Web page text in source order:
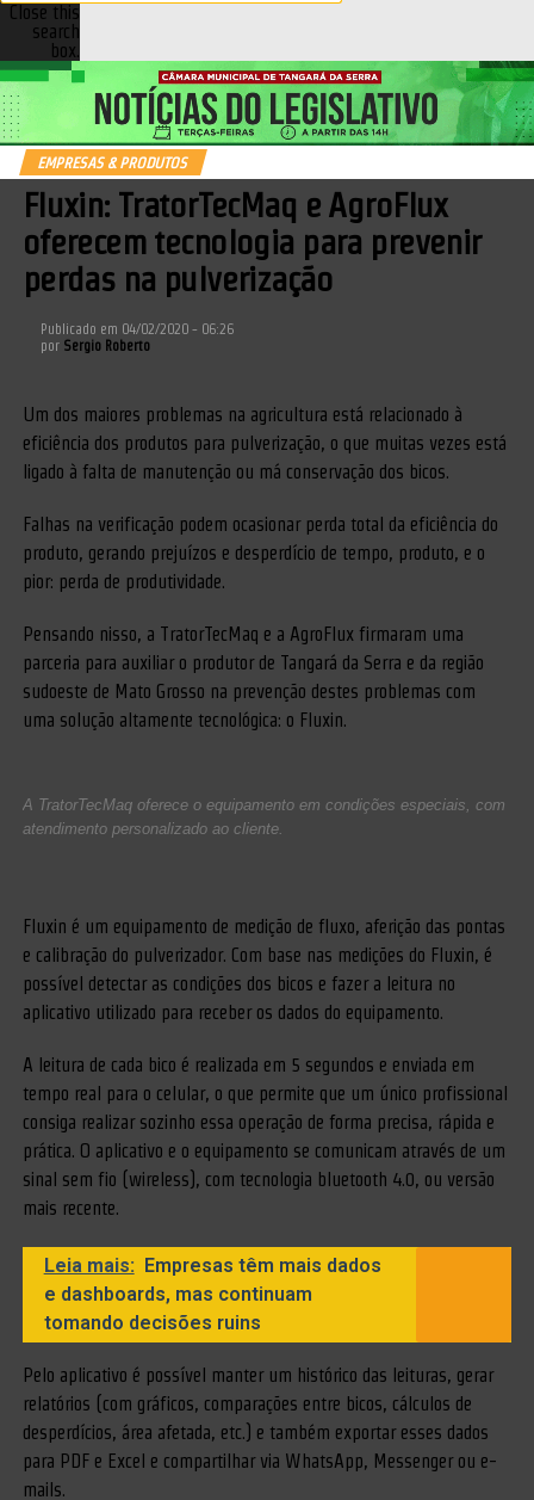
Close this
search
box.
EMPRESAS & PRODUTOS
Fluxin: TratorTecMaq e AgroFlux
oferecem tecnologia para prevenir
perdas na pulverização
Publicado em 04/02/2020 - 06:26
por Sergio Roberto
Um dos maiores problemas na agricultura está relacionado à
eficiência dos produtos para pulverização, o que muitas vezes está
ligado à falta de manutenção ou má conservação dos bicos.
Falhas na verificação podem ocasionar perda total da eficiência do
produto, gerando prejuízos e desperdício de tempo, produto, e o
pior: perda de produtividade.
Pensando nisso, a TratorTecMaq e a AgroFlux firmaram uma
parceria para auxiliar o produtor de Tangará da Serra e da região
sudoeste de Mato Grosso na prevenção destes problemas com
uma solução altamente tecnológica: o Fluxin.
A TratorTecMaq oferece o equipamento em condições especiais, com
atendimento personalizado ao cliente.
Fluxin é um equipamento de medição de fluxo, aferição das pontas
e calibração do pulverizador. Com base nas medições do Fluxin, é
possível detectar as condições dos bicos e fazer a leitura no
aplicativo utilizado para receber os dados do equipamento.
A leitura de cada bico é realizada em 5 segundos e enviada em
tempo real para o celular, o que permite que um único profissional
consiga realizar sozinho essa operação de forma precisa, rápida e
prática. O aplicativo e o equipamento se comunicam através de um
sinal sem fio (wireless), com tecnologia bluetooth 4.0, ou versão
mais recente.
Leia mais:
Empresas têm mais dados
e dashboards, mas continuam
tomando decisões ruins
Pelo aplicativo é possível manter um histórico das leituras, gerar
relatórios (com gráficos, comparações entre bicos, cálculos de
desperdícios, área afetada, etc.) e também exportar esses dados
para PDF e Excel e compartilhar via WhatsApp, Messenger ou e-
mails.